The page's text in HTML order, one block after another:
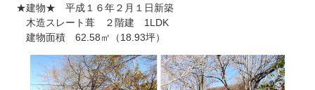
★建物★ 平成１６年２月１日新築
木造スレート葺 ２階建 1LDK
建物面積 62.58㎡（18.93坪）